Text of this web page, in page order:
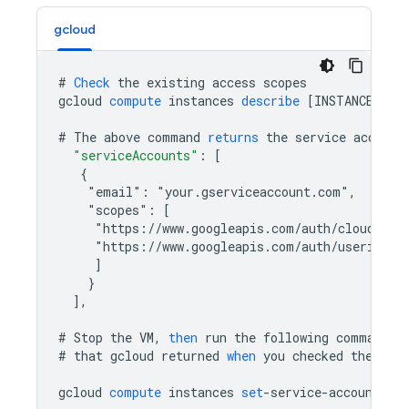
gcloud
# Check the existing access scopes
gcloud compute instances describe [
# The above command returns the service account
"serviceAccounts" :
[
   {
    "email": "your.gserviceaccount.com",
    "scopes": [
"https://www.googleapis.com/auth/cloud-
"https://www.googleapis.com/auth/
]
}
] ,
# Stop the VM, then run the following command
# that gcloud returned when you checked the
gcloud compute instances set-service-account